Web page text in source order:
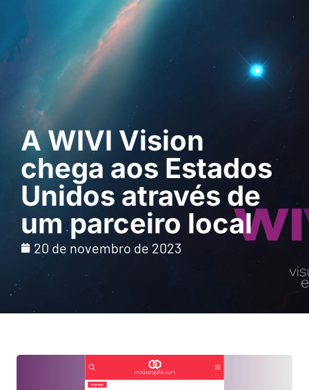
demonstração
A WIVI Vision
chega aos Estados
Unidos através de
um parceiro local
20 de novembro de 2023